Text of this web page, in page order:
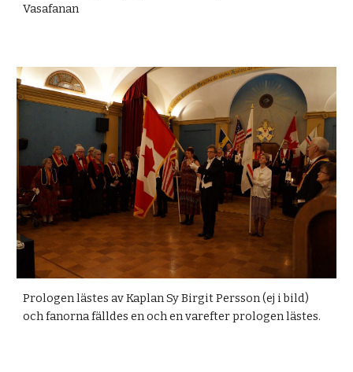
Vasafanan
Prologen lästes av Kaplan Sy Birgit Persson (ej i bild)
och fanorna fälldes en och en varefter prologen lästes.